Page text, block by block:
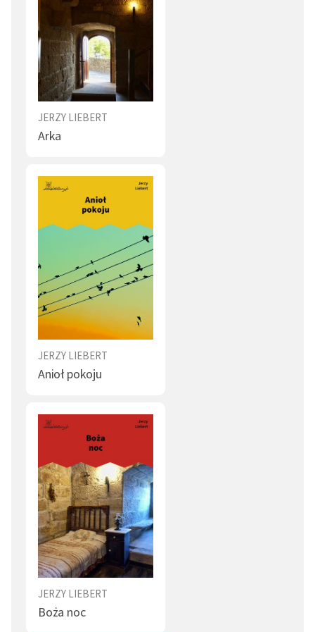
JERZY LIEBERT
Arka
JERZY LIEBERT
Anioł pokoju
JERZY LIEBERT
Boża noc